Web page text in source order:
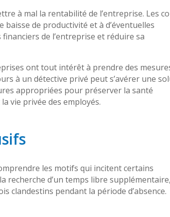
à mal la rentabilité de l’entreprise. Les
de productivité et à d’éventuelles
de l’entreprise et réduire sa
ont tout intérêt à prendre des
à un détective privé peut s’avérer une
appropriées pour préserver la santé
vie privée des employés.
les motifs qui incitent certains
recherche d’un temps libre
clandestins pendant la période d’absence.